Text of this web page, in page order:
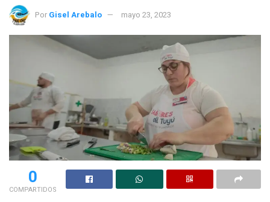
Por Gisel Arebalo mayo 23, 2023
0
COMPARTIDOS